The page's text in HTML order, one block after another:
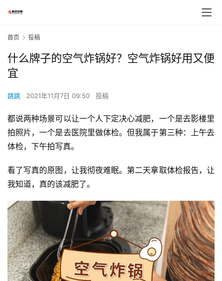
首页 投稿
什么牌子的空气炸锅好？空气炸锅好用又便
宜
跳跳 2021年11月7日 09:50 投稿
都说两种场景可以让一个人下定决心减肥，一个是去影楼里
拍照片，一个是去医院里做体检。但我属于第三种：上午去
体检，下午拍写真。
看了写真的原图，让我彻夜难眠。第二天拿取体检报告，让
我知道，真的该减肥了。